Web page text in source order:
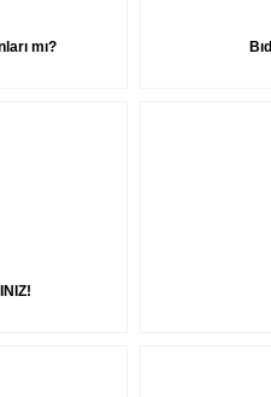
mı?